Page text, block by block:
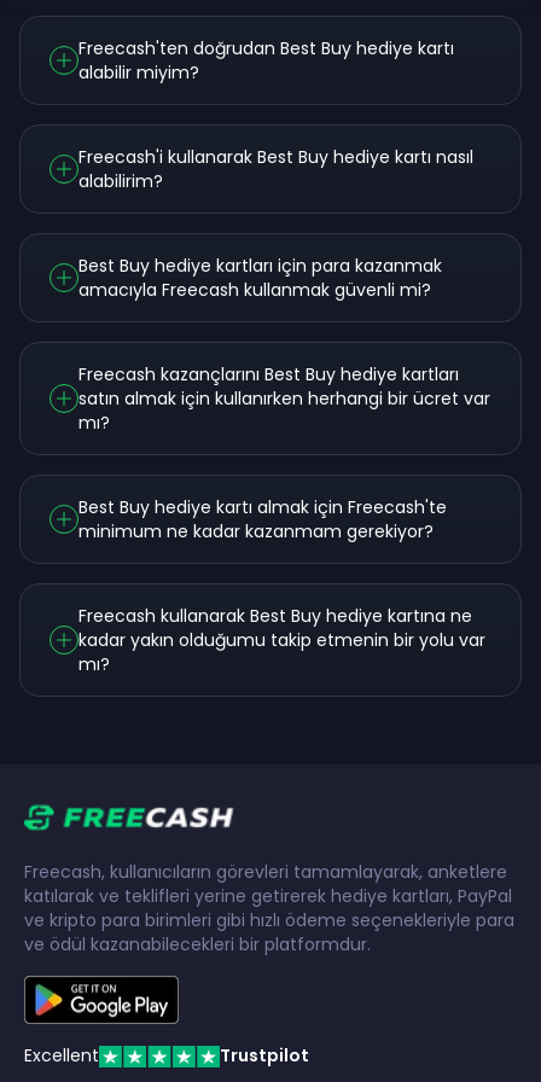
Freecash'ten doğrudan Best Buy hediye kartı
alabilir miyim?
Freecash'i kullanarak Best Buy hediye kartı nasıl
alabilirim?
Best Buy hediye kartları için para kazanmak
amacıyla Freecash kullanmak güvenli mi?
Freecash kazançlarını Best Buy hediye kartları
satın almak için kullanırken herhangi bir ücret var
mı?
Best Buy hediye kartı almak için Freecash'te
minimum ne kadar kazanmam gerekiyor?
Freecash kullanarak Best Buy hediye kartına ne
kadar yakın olduğumu takip etmenin bir yolu var
mı?
Freecash, kullanıcıların görevleri tamamlayarak, anketlere
katılarak ve teklifleri yerine getirerek hediye kartları, PayPal
ve kripto para birimleri gibi hızlı ödeme seçenekleriyle para
ve ödül kazanabilecekleri bir platformdur.
Excellent Trustpilot